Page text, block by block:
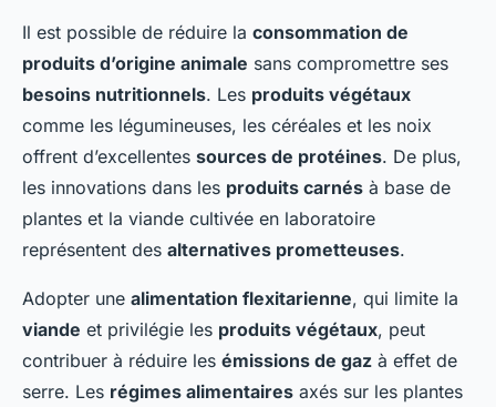
Il est possible de réduire la consommation de
produits d’origine animale sans compromettre ses
besoins nutritionnels. Les produits végétaux
comme les légumineuses, les céréales et les noix
offrent d’excellentes sources de protéines. De plus,
les innovations dans les produits carnés à base de
plantes et la viande cultivée en laboratoire
représentent des alternatives prometteuses.
Adopter une alimentation flexitarienne, qui limite la
viande et privilégie les produits végétaux, peut
contribuer à réduire les émissions de gaz à effet de
serre. Les régimes alimentaires axés sur les plantes